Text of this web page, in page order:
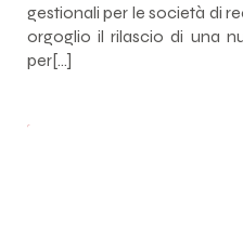
gestionali per le società di
orgoglio il rilascio di una
per[…]